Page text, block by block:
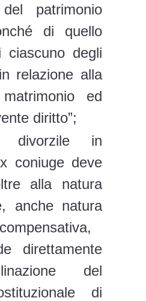
patrimonio
di quello
ciascuno degli
relazione alla
ed
diritto”;
divorzile in
coniuge deve
alla natura
anche natura
direttamente
del
di